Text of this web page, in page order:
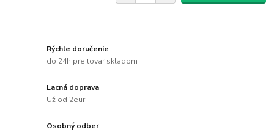
Rýchle doručenie
do 24h pre tovar skladom
Lacná doprava
Už od 2eur
Osobný odber